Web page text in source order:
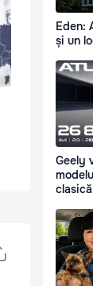
Eden:
și un
Geely